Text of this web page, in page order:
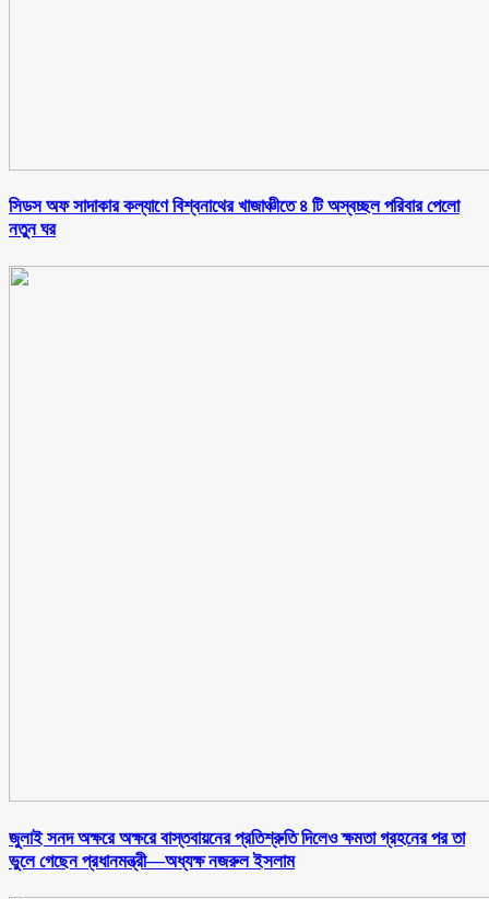
সিডস অফ সাদাকার কল্যাণে বিশ্বনাথের খাজাঞ্চীতে ৪ টি অস্বচ্ছল পরিবার পেলো
নতুন ঘর
জুলাই সনদ অক্ষরে অক্ষরে বাস্তবায়নের প্রতিশ্রুতি দিলেও ক্ষমতা গ্রহনের পর তা
ভুলে গেছেন প্রধানমন্ত্রী—অধ্যক্ষ নজরুল ইসলাম